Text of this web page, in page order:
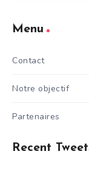
Menu
Contact
Notre objectif
Partenaires
Recent